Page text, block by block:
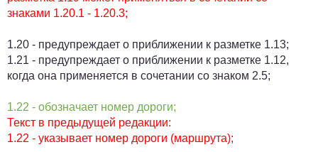
знаками 1.20.1 - 1.20.3;
1.20 - предупреждает о приближении к разметке 1.13;
1.21 - предупреждает о приближении к разметке 1.12,
когда она применяется в сочетании со знаком 2.5;
1.22 - обозначает номер дороги;
Текст в предыдущей редакции:
1.22 - указывает номер дороги (маршрута);